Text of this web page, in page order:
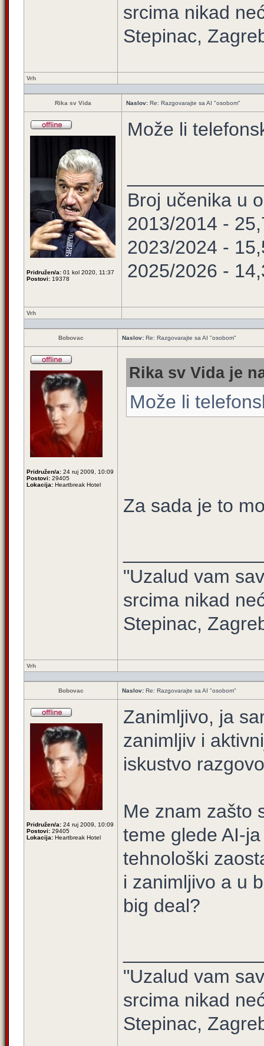
srcima nikad
Stepinac,
Vrh
Rika sv Vida Naslov: Re: Razgovarajte sa AI "osobom"
Pridružen/a: 01 kol 2020, 11:37
Postovi: 19378
Može li
Broj učenika u
2013/2014 -
2023/2024 -
2025/2026 -
Vrh
Bobovac Naslov: Re: Razgovarajte sa AI "osobom"
Pridružen/a: 24 ruj 2009, 10:09
Postovi: 29405
Lokacija: Heartbreak Hotel
Rika sv Vida je
Može li
Za sada je to
"Uzalud vam
srcima nikad
Stepinac,
Vrh
Bobovac Naslov: Re: Razgovarajte sa AI "osobom"
Pridružen/a: 24 ruj 2009, 10:09
Postovi: 29405
Lokacija: Heartbreak Hotel
Zanimljivo, ja
zanimljiv i
iskustvo
Me znam zašto
teme glede AI-
tehnološki
i zanimljivo a u
big deal?
"Uzalud vam
srcima nikad
Stepinac,